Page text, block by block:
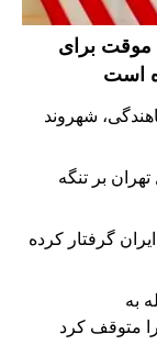
موقت برای
است
ماه پس از پناهندگی، شهروند
بر تنگه
گرفتار کرده
به
متوقف کرد